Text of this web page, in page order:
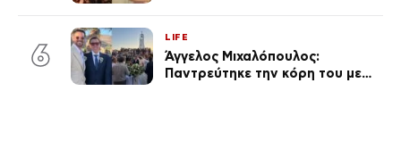
6
LIFE
Άγγελος Μιχαλόπουλος:
Παντρεύτηκε την κόρη του με